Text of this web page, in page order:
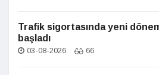
Trafik sigortasında yeni
başladı
03-08-2026 66